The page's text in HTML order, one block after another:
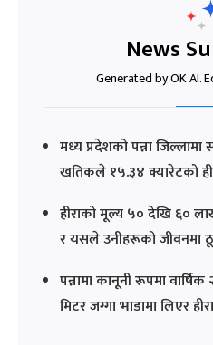
News
Generated by OK AI.
मध्य प्रदेशको पन्ना
खतिकले १५.३४ क्यारेटको
हीराको मूल्य ५० देखि ६०
र यसले उनीहरूको जीवनमा
पन्नामा कानूनी रूपमा
मिटर जग्गा भाडामा लिएर